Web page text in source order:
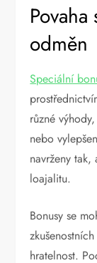
odměn
Speciální
různé
nebo
navrženy
loajalitu.
Bonusy se
hratelnost.